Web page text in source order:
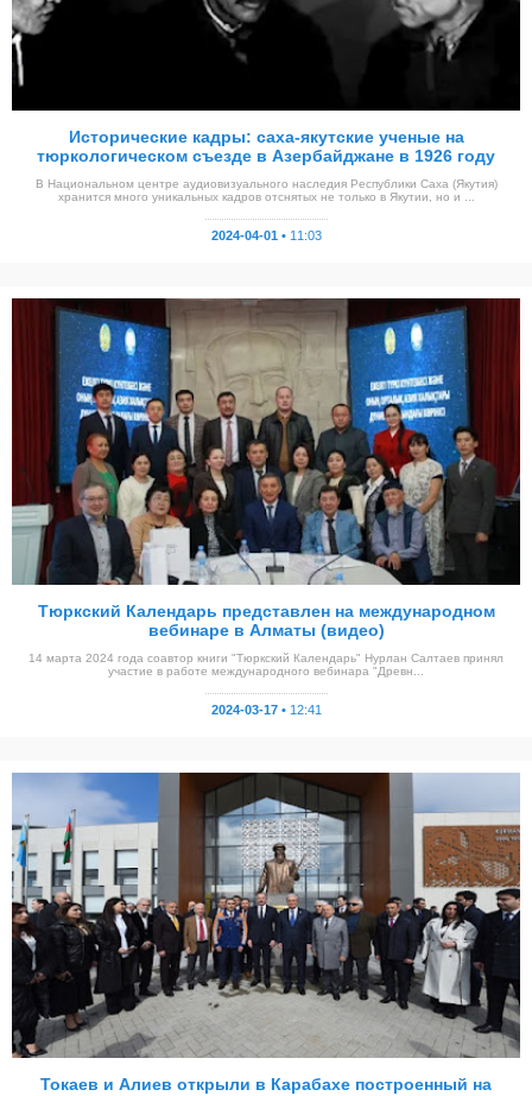
Исторические кадры: саха-якутские ученые на
тюркологическом съезде в Азербайджане в 1926 году
В Национальном центре аудиовизуального наследия Республики Саха (Якутия)
хранится много уникальных кадров отснятых не только в Якутии, но и ...
2024-04-01 • 11:03
Тюркский Календарь представлен на международном
вебинаре в Алматы (видео)
14 марта 2024 года соавтор книги "Тюркский Календарь" Нурлан Салтаев принял
участие в работе международного вебинара "Древн...
2024-03-17 • 12:41
Токаев и Алиев открыли в Карабахе построенный на